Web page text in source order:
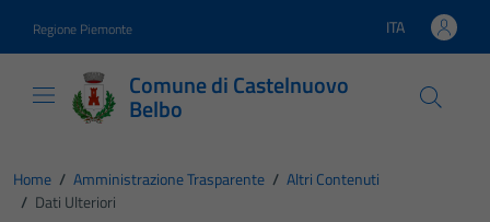
Regione Piemonte Lingua attiva:
ITA
Comune di Castelnuovo
Belbo
Home / Amministrazione Trasparente / Altri Contenuti
/ Dati Ulteriori